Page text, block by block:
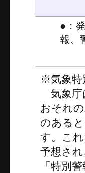
●：
報、
※気象特
気象庁
おそれ
のある
す。こ
予想さ
「特別